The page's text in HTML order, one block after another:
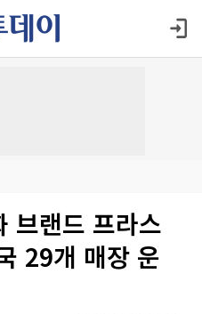
브랜드 프라스
29개 매장 운